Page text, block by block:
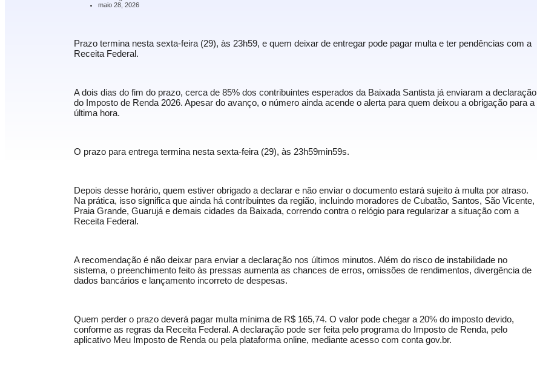
maio 28, 2026
Prazo termina nesta sexta-feira (29), às 23h59, e quem deixar de entregar pode pagar multa e ter pendências com a
Receita Federal.
A dois dias do fim do prazo, cerca de 85% dos contribuintes esperados da Baixada Santista já enviaram a declaração
do Imposto de Renda 2026. Apesar do avanço, o número ainda acende o alerta para quem deixou a obrigação para a
última hora.
O prazo para entrega termina nesta sexta-feira (29), às 23h59min59s.
Depois desse horário, quem estiver obrigado a declarar e não enviar o documento estará sujeito à multa por atraso.
Na prática, isso significa que ainda há contribuintes da região, incluindo moradores de Cubatão, Santos, São Vicente,
Praia Grande, Guarujá e demais cidades da Baixada, correndo contra o relógio para regularizar a situação com a
Receita Federal.
A recomendação é não deixar para enviar a declaração nos últimos minutos. Além do risco de instabilidade no
sistema, o preenchimento feito às pressas aumenta as chances de erros, omissões de rendimentos, divergência de
dados bancários e lançamento incorreto de despesas.
Quem perder o prazo deverá pagar multa mínima de R$ 165,74. O valor pode chegar a 20% do imposto devido,
conforme as regras da Receita Federal. A declaração pode ser feita pelo programa do Imposto de Renda, pelo
aplicativo Meu Imposto de Renda ou pela plataforma online, mediante acesso com conta gov.br.